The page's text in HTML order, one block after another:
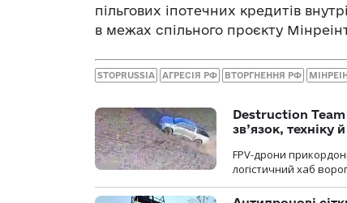
пільгових іпотечних кредитів
в межах спільного проєкту
STOPRUSSIA АГРЕСІЯ РФ ВТОРГНЕННЯ РФ
Destruction
зв’язок, техніку
FPV-дрони
логістичний хаб